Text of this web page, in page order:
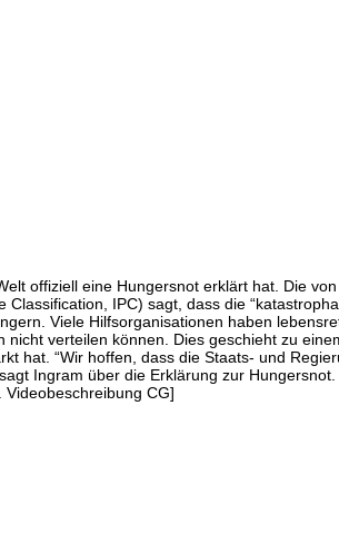
offiziell eine Hungersnot erklärt hat. Die
IPC) sagt, dass die
Viele Hilfsorganisationen haben
verteilen können. Dies geschieht zu
hat. “Wir hoffen, dass die Staats- und
Ingram über die Erklärung zur
CG]